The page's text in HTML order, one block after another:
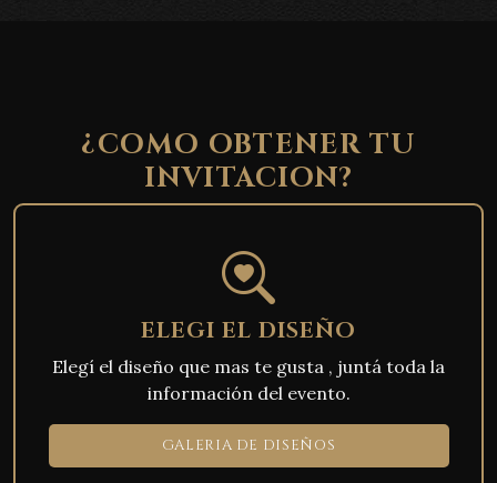
¿COMO OBTENER TU
INVITACION?
ELEGI EL DISEÑO
Elegí el diseño que mas te gusta , juntá toda la
información del evento.
GALERIA DE DISEÑOS